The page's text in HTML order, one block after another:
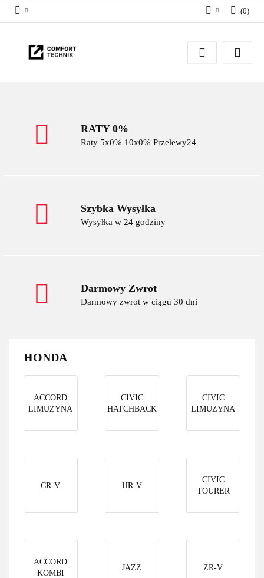
Zaloguj się
Zarejestruj się
(0)
RATY 0%
Raty 5x0% 10x0% Przelewy24
Szybka Wysyłka
Wysyłka w 24 godziny
Darmowy Zwrot
Darmowy zwrot w ciągu 30 dni
HONDA
ACCORD
LIMUZYNA
CIVIC
HATCHBACK
CIVIC
LIMUZYNA
CR-V HR-V
CIVIC
TOURER
ACCORD
KOMBI
JAZZ ZR-V